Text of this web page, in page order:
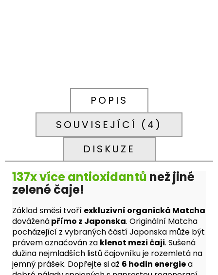
POPIS
SOUVISEJÍCÍ (4)
DISKUZE
137x více antioxidantů než jiné
zelené čaje!
Základ směsi tvoří exkluzivní organická Matcha
dováženápřímo z Japonska. Originální Matcha
pocházející z vybraných částí Japonska může být
právem označován za klenot mezi čaji. Sušená
dužina nejmladších listů čajovníku je rozemletá na
jemný prášek. Dopřejte si až 6 hodin energiea